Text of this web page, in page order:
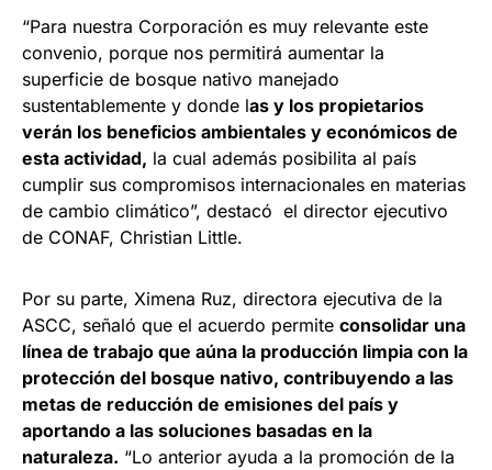
“Para nuestra Corporación es muy relevante este
convenio, porque nos permitirá aumentar la
superficie de bosque nativo manejado
sustentablemente y donde las y los propietarios
verán los beneficios ambientales y económicos de
esta actividad, la cual además posibilita al país
cumplir sus compromisos internacionales en materias
de cambio climático”, destacó el director ejecutivo
de CONAF, Christian Little.
Por su parte, Ximena Ruz, directora ejecutiva de la
ASCC, señaló que el acuerdo permite consolidar una
línea de trabajo que aúna la producción limpia con la
protección del bosque nativo, contribuyendo a las
metas de reducción de emisiones del país y
aportando a las soluciones basadas en la
naturaleza. “Lo anterior ayuda a la promoción de la